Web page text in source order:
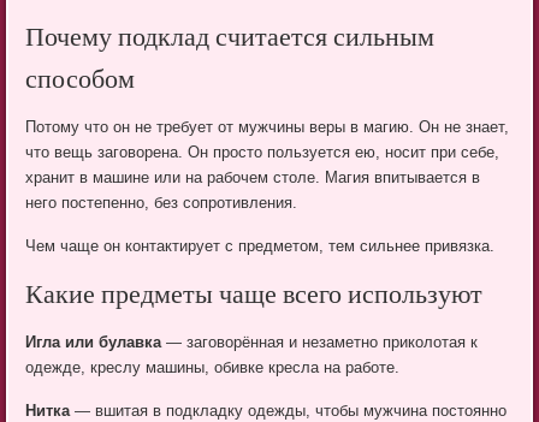
Почему подклад считается сильным
способом
Потому что он не требует от мужчины веры в магию. Он не знает,
что вещь заговорена. Он просто пользуется ею, носит при себе,
хранит в машине или на рабочем столе. Магия впитывается в
него постепенно, без сопротивления.
Чем чаще он контактирует с предметом, тем сильнее привязка.
Какие предметы чаще всего используют
Игла или булавка— заговорённая и незаметно приколотая к
одежде, креслу машины, обивке кресла на работе.
Нитка— вшитая в подкладку одежды, чтобы мужчина постоянно